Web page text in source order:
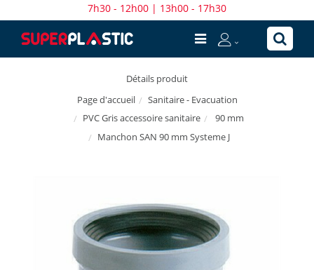
7h30 - 12h00 | 13h00 - 17h30
Détails produit
Page d'accueil
Sanitaire - Evacuation
PVC Gris accessoire sanitaire
90 mm
Manchon SAN 90 mm Systeme J